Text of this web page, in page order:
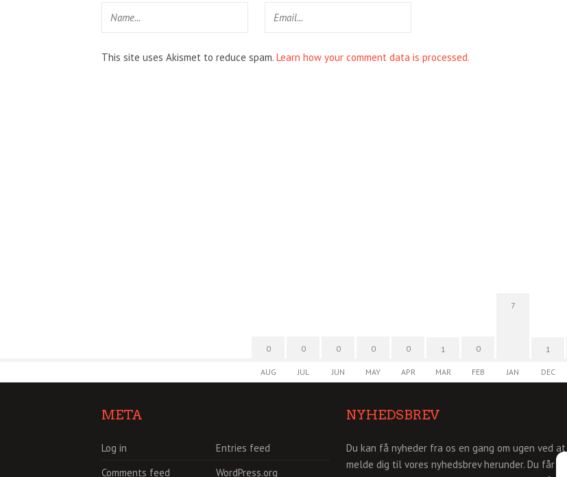
This site uses Akismet to reduce spam. Learn how your comment data is processed.
0
AUG
0
JUL
0
JUN
0
MAY
0
APR
1
MAR
0
FEB
7
JAN
1
DEC
META
Log in
Entries feed
Comments feed
WordPress.org
NYHEDSBREV
Du kan få nyheder fra os en gang om ugen ved at
melde dig til vores nyhedsbrev herunder. Du får så